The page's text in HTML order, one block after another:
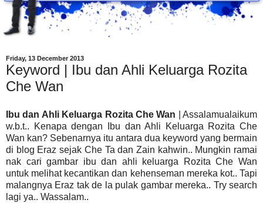
Friday, 13 December 2013
Keyword | Ibu dan Ahli Keluarga Rozita
Che Wan
Ibu dan Ahli Keluarga Rozita Che Wan | Assalamualaikum
w.b.t.. Kenapa dengan Ibu dan Ahli Keluarga Rozita Che
Wan kan? Sebenarnya itu antara dua keyword yang bermain
di blog Eraz sejak Che Ta dan Zain kahwin.. Mungkin ramai
nak cari gambar ibu dan ahli keluarga Rozita Che Wan
untuk melihat kecantikan dan kehenseman mereka kot.. Tapi
malangnya Eraz tak de la pulak gambar mereka.. Try search
lagi ya.. Wassalam..